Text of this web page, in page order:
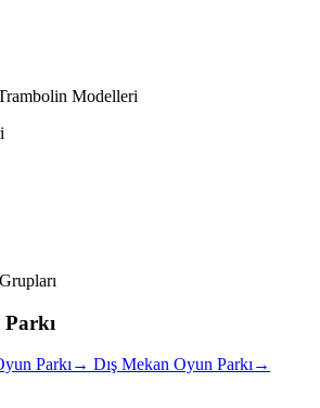
Modelleri
Parkı→ Dış Mekan Oyun Parkı→